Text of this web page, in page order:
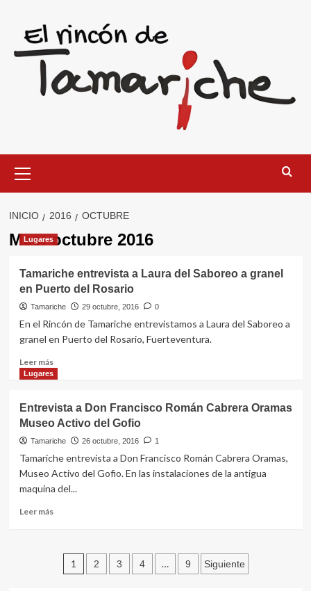
contenido
primario
INICIO 2016 OCTUBRE
Mes:octubre 2016
Lugares
Tamariche entrevista a Laura del Saboreo a granel
en Puerto del Rosario
Tamariche 29 octubre, 2016 0
En el Rincón de Tamariche entrevistamos a Laura del Saboreo a
granel en Puerto del Rosario, Fuerteventura.
Leer másLeer
más
entrevista
a
Laura
del
a
granel
Lugares
Entrevista a Don Francisco Román Cabrera Oramas
Museo Activo del Gofio
Tamariche 26 octubre, 2016 1
Tamariche entrevista a Don Francisco Román Cabrera Oramas,
Museo Activo del Gofio. En las instalaciones de la antigua
maquina del...
Leer másLeer
Don Paginación
1 2 3 4 … 9 Siguiente